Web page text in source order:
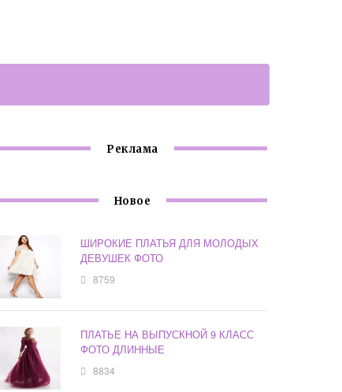
Реклама
Новое
ШИРОКИЕ ПЛАТЬЯ ДЛЯ МОЛОДЫХ
ДЕВУШЕК ФОТО
8759
ПЛАТЬЕ НА ВЫПУСКНОЙ 9 КЛАСС
ФОТО ДЛИННЫЕ
8834